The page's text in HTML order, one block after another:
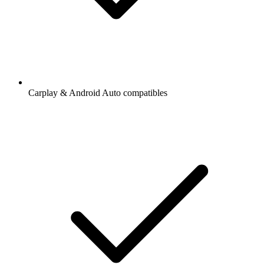
Carplay & Android Auto compatibles